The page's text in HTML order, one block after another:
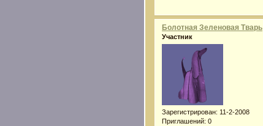
Болотная Зеленовая Тварь
Участник
Зарегистрирован: 11-2-2008
Приглашений: 0